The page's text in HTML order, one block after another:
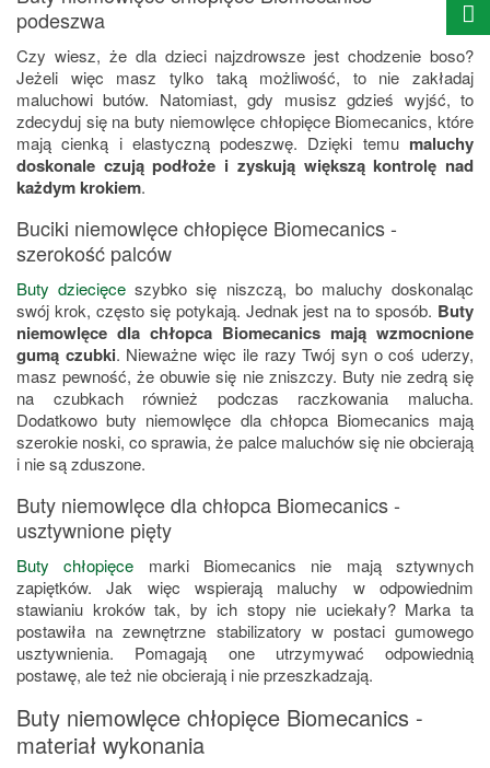
podeszwa
Czy wiesz, że dla dzieci najzdrowsze jest chodzenie boso?
Jeżeli więc masz tylko taką możliwość, to nie zakładaj
maluchowi butów. Natomiast, gdy musisz gdzieś wyjść, to
zdecyduj się na buty niemowlęce chłopięce Biomecanics, które
mają cienką i elastyczną podeszwę. Dzięki temu maluchy
doskonale czują podłoże i zyskują większą kontrolę nad
każdym krokiem.
Buciki niemowlęce chłopięce Biomecanics -
szerokość palców
Buty dziecięce szybko się niszczą, bo maluchy doskonaląc
swój krok, często się potykają. Jednak jest na to sposób. Buty
niemowlęce dla chłopca Biomecanics mają wzmocnione
gumą czubki. Nieważne więc ile razy Twój syn o coś uderzy,
masz pewność, że obuwie się nie zniszczy. Buty nie zedrą się
na czubkach również podczas raczkowania malucha.
Dodatkowo buty niemowlęce dla chłopca Biomecanics mają
szerokie noski, co sprawia, że palce maluchów się nie obcierają
i nie są zduszone.
Buty niemowlęce dla chłopca Biomecanics -
usztywnione pięty
Buty chłopięce marki Biomecanics nie mają sztywnych
zapiętków. Jak więc wspierają maluchy w odpowiednim
stawianiu kroków tak, by ich stopy nie uciekały? Marka ta
postawiła na zewnętrzne stabilizatory w postaci gumowego
usztywnienia. Pomagają one utrzymywać odpowiednią
postawę, ale też nie obcierają i nie przeszkadzają.
Buty niemowlęce chłopięce Biomecanics -
materiał wykonania